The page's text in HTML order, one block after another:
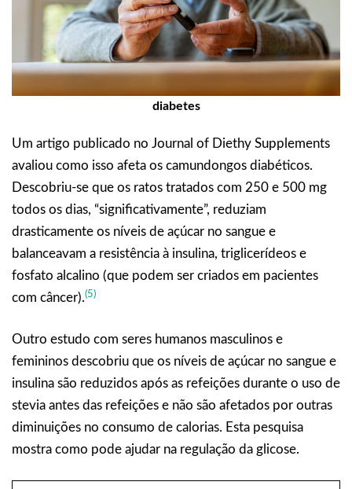
diabetes
Um artigo publicado no Journal of Diethy Supplements
avaliou como isso afeta os camundongos diabéticos.
Descobriu-se que os ratos tratados com 250 e 500 mg
todos os dias, “significativamente”, reduziam
drasticamente os níveis de açúcar no sangue e
balanceavam a resistência à insulina, triglicerídeos e
fosfato alcalino (que podem ser criados em pacientes
com câncer).(5)
Outro estudo com seres humanos masculinos e
femininos descobriu que os níveis de açúcar no sangue e
insulina são reduzidos após as refeições durante o uso de
stevia antes das refeições e não são afetados por outras
diminuições no consumo de calorias. Esta pesquisa
mostra como pode ajudar na regulação da glicose.